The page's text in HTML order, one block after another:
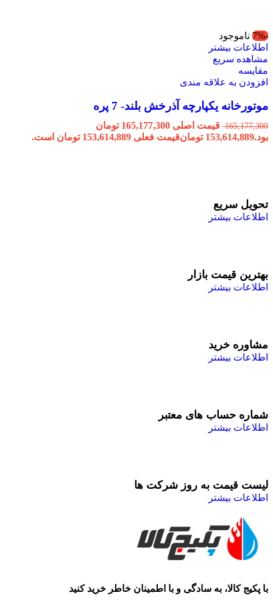
-7%
ناموجود
اطلاعات بیشتر
مشاهده سریع
مقایسه
افزودن به علاقه مندی
موتورخانه یکپارچه آذرخش بلند- 7 پره
165,177,300
قیمت اصلی 165,177,300 تومان
بود.153,614,889 تومانقیمت فعلی 153,614,889 تومان است.
تحویل سریع
اطلاعات بیشتر
بهترین قیمت بازار
اطلاعات بیشتر
مشاوره خرید
اطلاعات بیشتر
شماره حساب های معتبر
اطلاعات بیشتر
لیست قیمت به روز شرکت ها
اطلاعات بیشتر
با پکیج کالا، به سادگی و با اطمینان خاطر خرید کنید